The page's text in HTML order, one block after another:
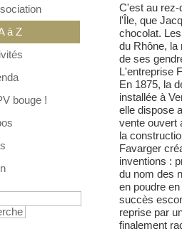
à Z
bouge !
C'est au rez-
l'Île, que
chocolat.
du Rhône, la
de ses
L'entreprise
En 1875, la
installée à
elle dispose
vente ouvert
la
Favarger
inventions :
du nom des
en poudre
succès
reprise par
finalement